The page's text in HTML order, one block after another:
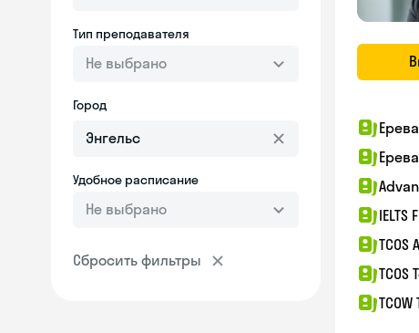
Тип преподавателя
Не выбрано
Город
Удобное расписание
Не выбрано
Сбросить фильтры
TCOS
TCOS